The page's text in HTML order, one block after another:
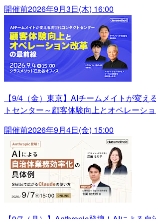
開催前2026年9月3日(木) 16:00
【9/4（金）東京】AIチームメイトが変え
トセンター～顧客体験向上とオペレーシ
開催前2026年9月4日(金) 15:00